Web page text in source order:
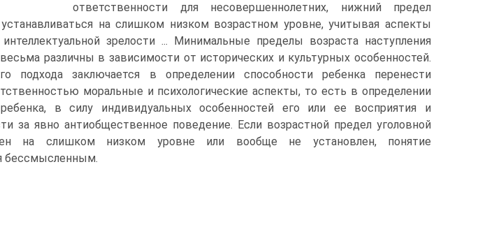
ответственности для несовершеннолетних, нижний предел
на слишком низком возрастном уровне, учитывая аспекты
зрелости ... Минимальные пределы возраста наступления
различны в зависимости от исторических и культурных особенностей.
подхода заключается в определении способности ребенка перенести
моральные и психологические аспекты, то есть в определении
в силу индивидуальных особенностей его или ее восприятия и
за явно антиобщественное поведение. Если возрастной предел уголовной
на слишком низком уровне или вообще не установлен, понятие
бессмысленным.